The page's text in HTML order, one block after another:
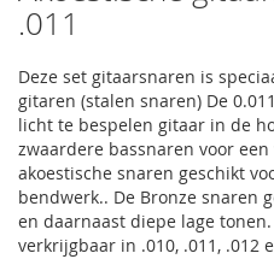
.011
Deze set gitaarsnaren is
gitaren (stalen snaren) De
licht te bespelen gitaar in de
zwaardere bassnaren voor
akoestische snaren geschikt
bendwerk.. De Bronze snaren
en daarnaast diepe lage
verkrijgbaar in .010, .011, .012